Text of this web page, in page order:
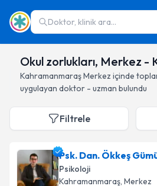
Doktor, klinik ara...
Okul zorlukları, Merkez
KahramanmaraşMerkez içinde
uygulayan doktor - uzman bulundu
Filtrele
Psk. Dan. Ökkeş
Psikoloji
Kahramanmaraş, Merkez